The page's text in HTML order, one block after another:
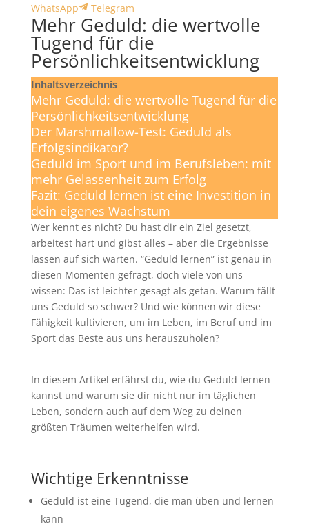
on
on
WhatsApp
Share
on
Telegram
Mehr Geduld: die wertvolle
Tugend für die
Persönlichkeitsentwicklung
Inhaltsverzeichnis
Mehr Geduld: die wertvolle Tugend für die
Persönlichkeitsentwicklung
Der Marshmallow-Test: Geduld als
Erfolgsindikator?
Geduld im Sport und im Berufsleben: mit
mehr Gelassenheit zum Erfolg
Fazit: Geduld lernen ist eine Investition in
dein eigenes Wachstum
Wer kennt es nicht? Du hast dir ein Ziel gesetzt,
arbeitest hart und gibst alles – aber die Ergebnisse
lassen auf sich warten. “Geduld lernen” ist genau in
diesen Momenten gefragt, doch viele von uns
wissen: Das ist leichter gesagt als getan. Warum fällt
uns Geduld so schwer? Und wie können wir diese
Fähigkeit kultivieren, um im Leben, im Beruf und im
Sport das Beste aus uns herauszuholen?
In diesem Artikel erfährst du, wie du Geduld lernen
kannst und warum sie dir nicht nur im täglichen
Leben, sondern auch auf dem Weg zu deinen
größten Träumen weiterhelfen wird.
Wichtige Erkenntnisse
Geduld ist eine Tugend, die man üben und lernen
kann